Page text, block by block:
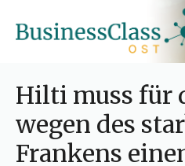
Hilti muss für
wegen des
Frankens